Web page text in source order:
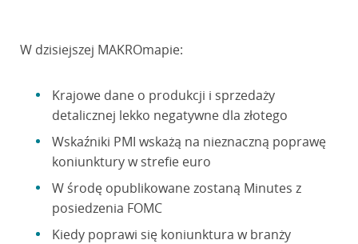
W dzisiejszej MAKROmapie:
Krajowe dane o produkcji i sprzedaży
detalicznej lekko negatywne dla złotego
Wskaźniki PMI wskażą na nieznaczną poprawę
koniunktury w strefie euro
W środę opublikowane zostaną Minutes z
posiedzenia FOMC
Kiedy poprawi się koniunktura w branży